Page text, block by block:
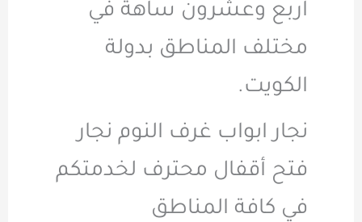
اربع وعشرون ساهة في
مختلف المناطق بدولة
الكويت.
نجار ابواب غرف النوم نجار
فتح أقفال محترف لخدمتكم
في كافة المناطق